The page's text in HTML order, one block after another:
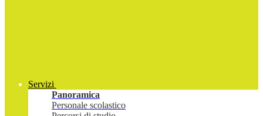
Servizi
Panoramica
Personale scolastico